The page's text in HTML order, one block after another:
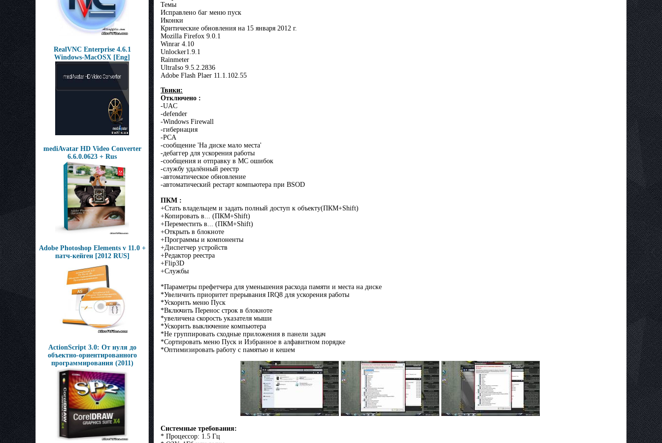
RealVNC Enterprise 4.6.1
Windows-MacOSX [Eng]
mediAvatar HD Video Converter
6.6.0.0623 + Rus
Adobe Photoshop Elements v 11.0 +
патч-кейген [2012 RUS]
ActionScript 3.0: От нуля до
объектно-ориентированного
программирования (2011)
Темы
Исправлено баг меню пуск
Иконки
Критические обновления на 15 января 2012 г.
Mozilla Firefox 9.0.1
Winrar 4.10
Unlocker1.9.1
Rainmeter
UltraIso 9.5.2.2836
Adobe Flash Plaer 11.1.102.55
Твики:
Отключено :
-UAC
-defender
-Windows Firewall
-гибернация
-PCA
-сообщение 'На диске мало места'
-дебаггер для ускорения работы
-сообщения и отправку в МС ошибок
-службу удалённый реестр
-автоматическое обновление
-автоматический рестарт компьютера при BSOD
ПКМ :
+Стать владельцем и задать полный доступ к объекту(ПКМ+Shift)
+Копировать в... (ПКМ+Shift)
+Переместить в... (ПКМ+Shift)
+Открыть в блокноте
+Программы и компоненты
+Диспетчер устройств
+Редактор реестра
+Flip3D
+Службы
*Параметры префетчера для уменьшения расхода памяти и места на диске
*Увеличить приоритет прерывания IRQ8 для ускорения работы
*Ускорить меню Пуск
*Включить Перенос строк в блокноте
*увеличена скорость указателя мыши
*Ускорить выключение компьютера
*Не группировать сходные приложения в панели задач
*Сортировать меню Пуск и Избранное в алфавитном порядке
*Оптимизировать работу с памятью и кешем
Системные требования:
* Процессор: 1.5 Гц